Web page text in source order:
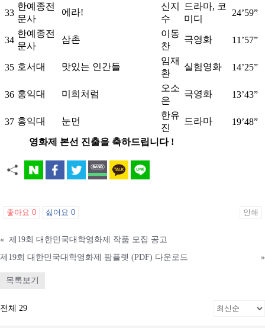
33
한예종전
문사
에라!
신지
수
드라마, 코
미디
24’59”
34
한예종전
문사
삼촌
이동
찬
극영화 11’57”
35 호서대 맛있는 인간들
임재
환
실험영화 14’25”
36 홍익대 미희처럼
오소
은
극영화 13’43”
37 홍익대 눈먼
한유
진
드라마
19’48”
영화제 본선 진출을 축하드립니다 !
좋아요 0 싫어요 0 인쇄
« 제19회 대한민국대학영화제 작품 모집 공고
제19회 대한민국대학영화제 팜플렛 (PDF) 다운로드
»
목록보기
전체 29